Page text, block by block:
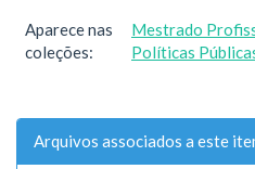
Aparece nas
coleções:
Mestrado
Políticas
Arquivos associados a este